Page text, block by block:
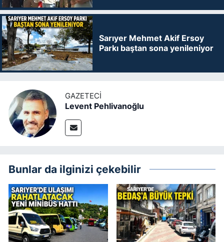
Sarıyer Mehmet Akif Ersoy
Parkı baştan sona yenileniyor
GAZETECI
Levent Pehlivanoğlu
Bunlar da ilginizi çekebilir